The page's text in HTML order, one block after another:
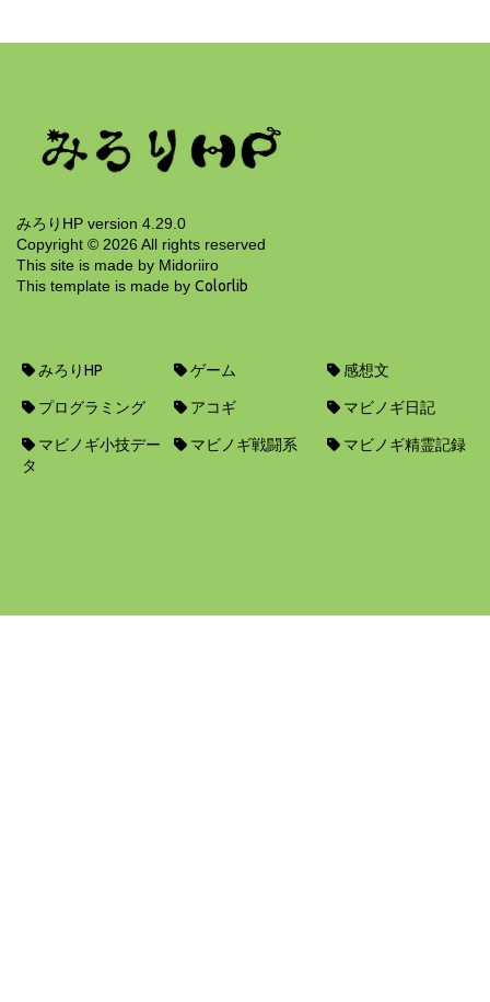
13年前
みろりHP version 4.29.0
Copyright © 2026 All rights reserved
This site is made by Midoriiro
This template is made by Colorlib
みろりHP ゲーム 感想文
プログラミング アコギ マビノギ日記
マビノギ小技デー
タ
マビノギ戦闘系 マビノギ精霊記録